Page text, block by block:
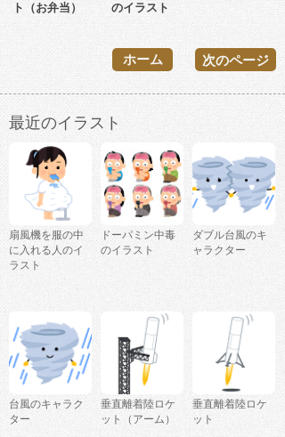
ト（お弁当）
のイラスト
次のページ
ホーム
最近のイラスト
扇風機を服の中
に入れる人のイ
ラスト
ドーパミン中毒
のイラスト
ダブル台風のキ
ャラクター
台風のキャラク
ター
垂直離着陸ロケ
ット（アーム）
垂直離着陸ロケ
ット